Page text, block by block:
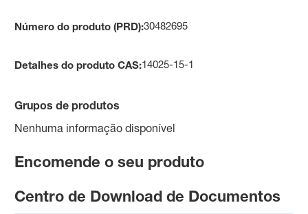
Número do produto (PRD):30482695
Detalhes do produto CAS:14025-15-1
Grupos de produtos
Nenhuma informação disponível
Encomende o seu produto
Centro de Download de Documentos